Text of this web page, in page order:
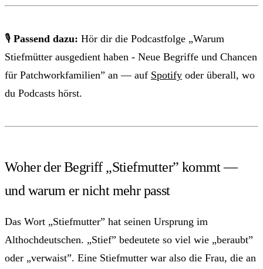
🎙 Passend dazu: Hör dir die Podcastfolge „Warum
Stiefmütter ausgedient haben - Neue Begriffe und Chancen
für Patchworkfamilien” an — auf Spotify oder überall, wo
du Podcasts hörst.
Woher der Begriff „Stiefmutter” kommt —
und warum er nicht mehr passt
Das Wort „Stiefmutter” hat seinen Ursprung im
Althochdeutschen. „Stief” bedeutete so viel wie „beraubt”
oder „verwaist”. Eine Stiefmutter war also die Frau, die an